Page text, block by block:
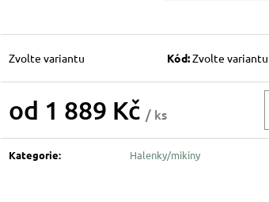
Zvolte variantu Kód:Zvolte variantu
od 1 889 Kč / ks
Kategorie: Halenky/mikiny